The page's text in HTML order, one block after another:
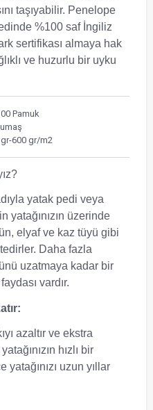
taşıyabilir. Penelope
%100 saf İngiliz
sertifikası almaya hak
ve huzurlu bir uyku
Pamuk
600 gr/m2
yatak pedi veya
yatağınızın üzerinde
elyaf ve kaz tüyü gibi
Daha fazla
uzatmaya kadar bir
vardır.
azaltır ve ekstra
hızlı bir
uzun yıllar